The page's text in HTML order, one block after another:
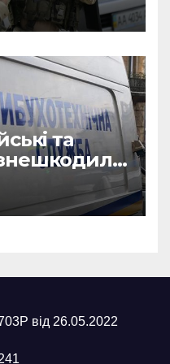
агітатора
та
авіабомбу
від 26.05.2022